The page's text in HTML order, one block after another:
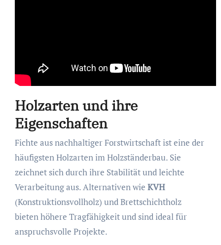
Holzarten und ihre
Eigenschaften
Fichte aus nachhaltiger Forstwirtschaft ist eine der
häufigsten Holzarten im Holzständerbau. Sie
zeichnet sich durch ihre Stabilität und leichte
Verarbeitung aus. Alternativen wie KVH
(Konstruktionsvollholz) und Brettschichtholz
bieten höhere Tragfähigkeit und sind ideal für
anspruchsvolle Projekte.